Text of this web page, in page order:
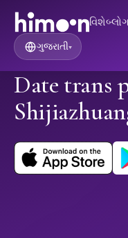
વિશેબ્લોગ
ગુજરાતી▾
Date trans